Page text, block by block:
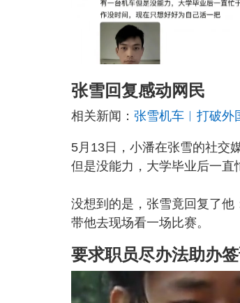
张雪回复感动网民
相关新闻： 张雪机车︱打破外
5月13日，小潘在张雪的社交
但是没能力，大学毕业后一直
没想到的是，张雪竟回复了
带他去现场看一场比赛。
要求职员尽办法助办